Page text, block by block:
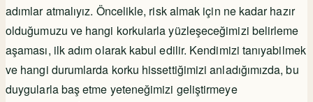
adımlar atmalıyız. Öncelikle, risk almak için ne kadar hazır
olduğumuzu ve hangi korkularla yüzleşeceğimizi belirleme
aşaması, ilk adım olarak kabul edilir. Kendimizi tanıyabilmek
ve hangi durumlarda korku hissettiğimizi anladığımızda, bu
duygularla baş etme yeteneğimizi geliştirmeye